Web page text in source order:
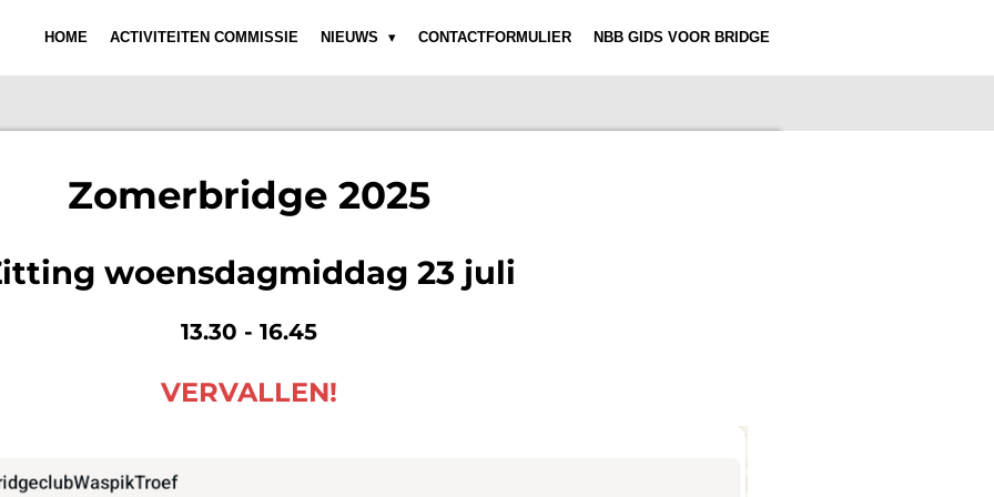
HOME ACTIVITEITEN COMMISSIE NIEUWS CONTACTFORMULIER NBB GIDS VOOR BRIDGE
Zomerbridge 2025
woensdagmiddag 23 juli
13.30 - 16.45
VERVALLEN!